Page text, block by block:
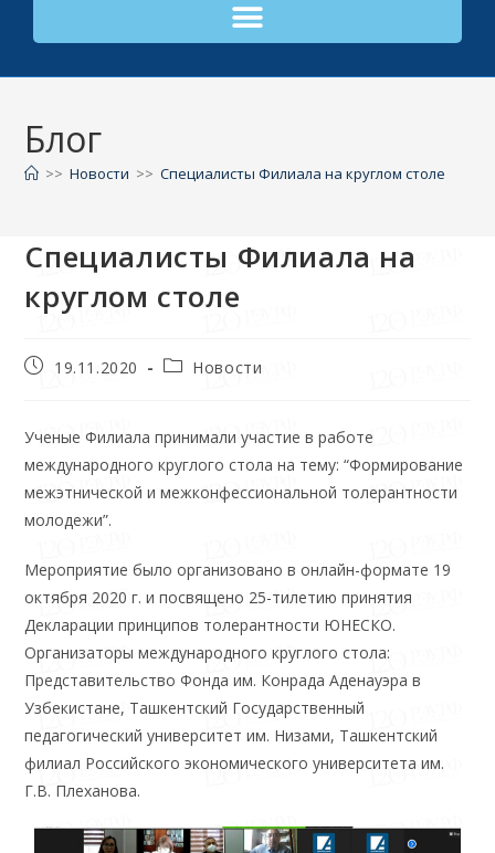
Блог
>> Новости >> Специалисты Филиала на круглом столе
Специалисты Филиала на
круглом столе
19.11.2020 Новости
Ученые Филиала принимали участие в работе
международного круглого стола на тему: “Формирование
межэтнической и межконфессиональной толерантности
молодежи”.
Мероприятие было организовано в онлайн-формате 19
октября 2020 г. и посвящено 25-тилетию принятия
Декларации принципов толерантности ЮНЕСКО.
Организаторы международного круглого стола:
Представительство Фонда им. Конрада Аденауэра в
Узбекистане, Ташкентский Государственный
педагогический университет им. Низами, Ташкентский
филиал Российского экономического университета им.
Г.В. Плеханова.